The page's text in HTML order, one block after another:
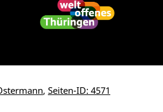
, Seiten-ID: 4571